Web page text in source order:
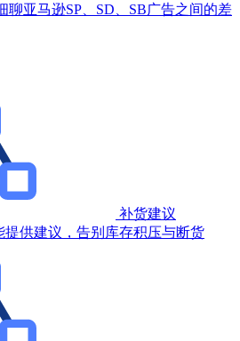
聊亚马逊SP、SD、SB广告之间的差
补货建议
供建议，告别库存积压与断货